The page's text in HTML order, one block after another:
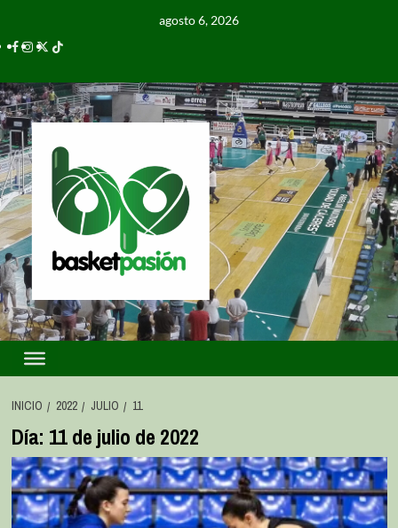
agosto 6, 2026
INICIO 2022 JULIO 11
Día: 11 de julio de 2022